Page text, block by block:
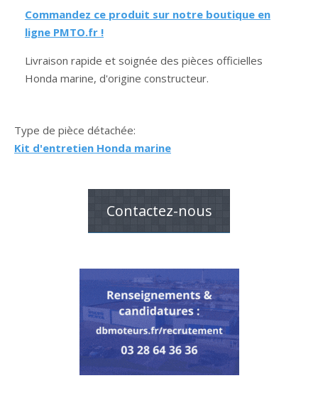
Commandez ce produit sur notre boutique en
ligne PMTO.fr !
Livraison rapide et soignée des pièces officielles
Honda marine, d'origine constructeur.
Type de pièce détachée:
Kit d'entretien Honda marine
Contactez-nous